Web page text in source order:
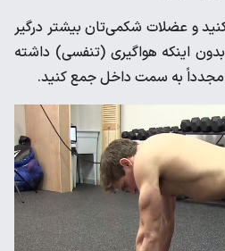
و عضلات شکمی‌تان بیشتر درگیر
اینکه هواگیری (تنفسی) داشته
مجدداً به سمت داخل جمع کنید.